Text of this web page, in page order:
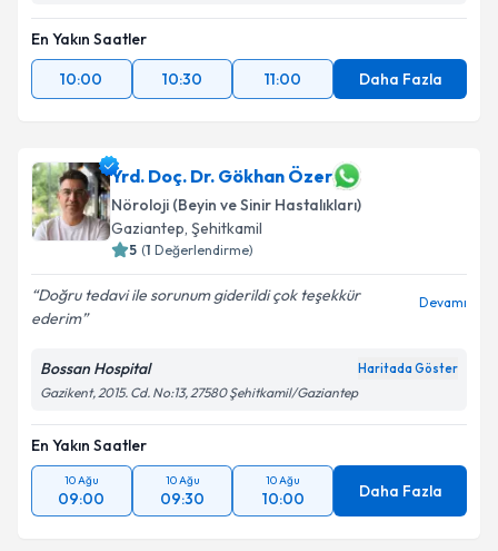
En Yakın Saatler
10:00
10:30 11:00 Daha Fazla
Yrd. Doç. Dr. Gökhan Özer
Nöroloji (Beyin ve Sinir Hastalıkları)
Gaziantep, Şehitkamil
5 (1 Değerlendirme)
Doğru tedavi ile sorunum giderildi çok teşekkür
ederim
Devamı
Bossan Hospital Haritada Göster
Gazikent, 2015. Cd. No:13, 27580 Şehitkamil/Gaziantep
En Yakın Saatler
10 Ağu
09:00
10 Ağu
09:30
10 Ağu
10:00 Daha Fazla